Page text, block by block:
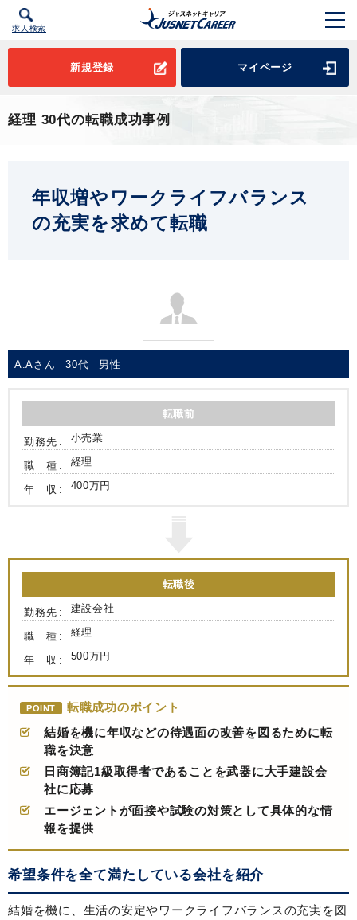
求人検索
新規登録 マイページ
経理 30代の転職成功事例
年収増やワークライフバランス
の充実を求めて転職
A.Aさん 30代 男性
転職前
勤務先 小売業
職 種 経理
年 収 400万円
転職後
勤務先 建設会社
職 種 経理
年 収 500万円
POINT
転職成功のポイント
結婚を機に年収などの待遇面の改善を図るために転
職を決意
日商簿記1級取得者であることを武器に大手建設会
社に応募
エージェントが面接や試験の対策として具体的な情
報を提供
希望条件を全て満たしている会社を紹介
結婚を機に、生活の安定やワークライフバランスの充実を図